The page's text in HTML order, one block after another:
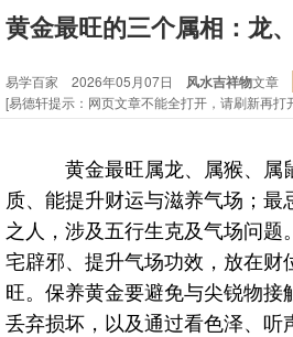
易德轩通告：本网站易德轩商标及
体验！！
2025-07-01
易德轩网重构及升能完成，欢迎大家来
2026年化太岁锦囊属马、鼠、牛、龙
订！！
2025-10-01
黄金最旺的三个属相：龙
易学百家 2026年05月07日 风水吉祥物文章
[易德轩提示：网页文章不能全打开，请刷新再打
黄金最旺属龙、属猴、属
质、能提升财运与滋养气场；
之人，涉及五行生克及气场问
宅辟邪、提升气场功效，放在财
旺。保养黄金要避免与尖锐物
丢弃损坏，以及通过看色泽、听